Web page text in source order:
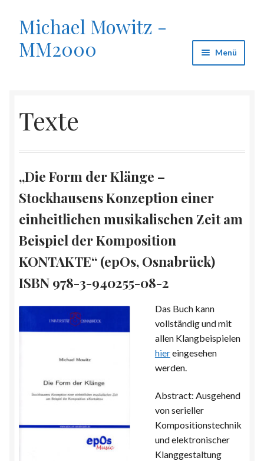
Zur
Navigation
springen
Zum
Inhalt
springen
Michael Mowitz -
MM2000
Menü
About
Datenschutz
Fräulein B.
Impressum
Kontakt
Spree & Mowitz
Texte
„Die Form der Klänge –
Stockhausens Konzeption einer
einheitlichen musikalischen Zeit am
Beispiel der Komposition
KONTAKTE“ (epOs, Osnabrück)
ISBN 978-3-940255-08-2
Das Buch kann
vollständig und mit
allen Klangbeispielen
hiereingesehen
werden.
Abstract: Ausgehend
von serieller
Kompositionstechnik
und elektronischer
Klanggestaltung